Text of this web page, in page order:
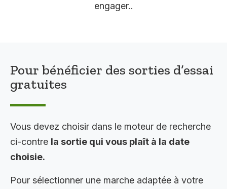
engager..
Pour bénéficier des sorties d’essai
gratuites
Vous devez choisir dans le moteur de recherche
ci-contre la sortie qui vous plaît à la date
choisie.
Pour sélectionner une marche adaptée à votre